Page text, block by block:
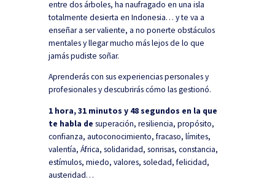
entre dos árboles, ha naufragado en una isla
totalmente desierta en Indonesia… y te va a
enseñar a ser valiente, a no ponerte obstáculos
mentales y llegar mucho más lejos de lo que
jamás pudiste soñar.
Aprenderás con sus experiencias personales y
profesionales y descubrirás cómo las gestionó.
1 hora, 31 minutos y 48 segundos en la que
te habla de superación, resiliencia, propósito,
confianza, autoconocimiento, fracaso, límites,
valentía, África, solidaridad, sonrisas, constancia,
estímulos, miedo, valores, soledad, felicidad,
austeridad…